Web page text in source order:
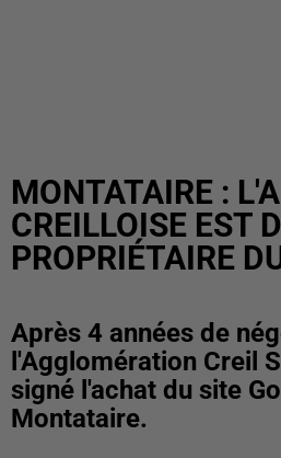
MONTATAIRE :
CREILLOISE EST
PROPRIÉTAIRE
Après 4 années de
l'Agglomération Creil
signé l'achat du site
Montataire.